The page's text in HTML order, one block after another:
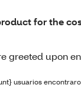
for the
greeted upon
usuarios